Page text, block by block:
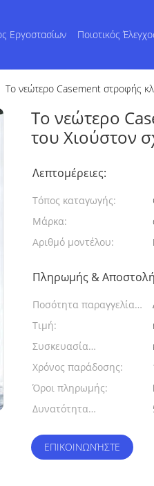
Εργοστασίων Ποιοτικός
Το νεώτερο Casement στροφής
Το νεώτερο
του Χιούστον
Λεπτομέρειες:
Τόπος καταγωγής:
Μάρκα:
Αριθμό μοντέλου:
Πληρωμής &
Ποσότητα παραγγελίας
min:
Τιμή:
Συσκευασία
λεπτομέρειες:
Χρόνος παράδοσης:
Όροι πληρωμής:
Δυνατότητα
ΕΠΙΚΟΙΝΩΝΉΣΤΕ